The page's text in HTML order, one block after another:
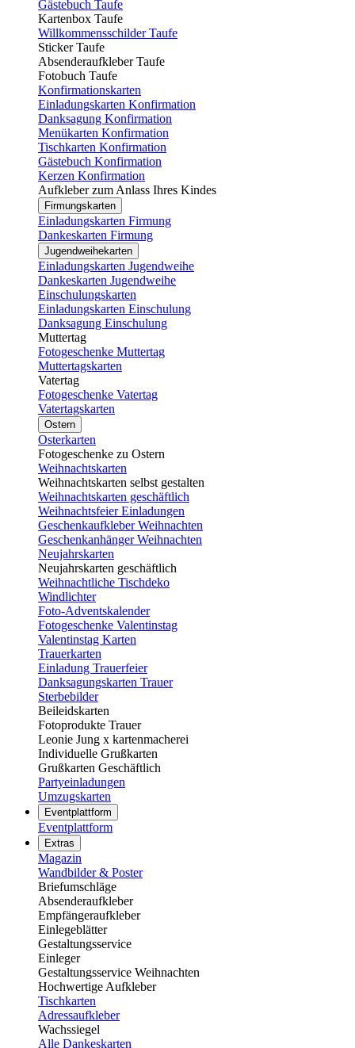
Gästebuch Taufe
Kartenbox Taufe
Willkommensschilder Taufe
Sticker Taufe
Absenderaufkleber Taufe
Fotobuch Taufe
Konfirmationskarten
Einladungskarten Konfirmation
Danksagung Konfirmation
Menükarten Konfirmation
Tischkarten Konfirmation
Gästebuch Konfirmation
Kerzen Konfirmation
Aufkleber zum Anlass Ihres Kindes
Firmungskarten
Einladungskarten Firmung
Dankeskarten Firmung
Jugendweihekarten
Einladungskarten Jugendweihe
Dankeskarten Jugendweihe
Einschulungskarten
Einladungskarten Einschulung
Danksagung Einschulung
Muttertag
Fotogeschenke Muttertag
Muttertagskarten
Vatertag
Fotogeschenke Vatertag
Vatertagskarten
Ostern
Osterkarten
Fotogeschenke zu Ostern
Weihnachtskarten
Weihnachtskarten selbst gestalten
Weihnachtskarten geschäftlich
Weihnachtsfeier Einladungen
Geschenkaufkleber Weihnachten
Geschenkanhänger Weihnachten
Neujahrskarten
Neujahrskarten geschäftlich
Weihnachtliche Tischdeko
Windlichter
Foto-Adventskalender
Fotogeschenke Valentinstag
Valentinstag Karten
Trauerkarten
Einladung Trauerfeier
Danksagungskarten Trauer
Sterbebilder
Beileidskarten
Fotoprodukte Trauer
Leonie Jung x kartenmacherei
Individuelle Grußkarten
Grußkarten Geschäftlich
Partyeinladungen
Umzugskarten
Eventplattform
Eventplattform
Extras
Magazin
Wandbilder & Poster
Briefumschläge
Absenderaufkleber
Empfängeraufkleber
Einlegeblätter
Gestaltungsservice
Einleger
Gestaltungsservice Weihnachten
Hochwertige Aufkleber
Tischkarten
Adressaufkleber
Wachssiegel
Alle Dankeskarten